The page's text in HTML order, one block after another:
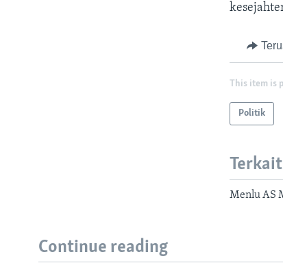
This item is
Politik
Terkait
Menlu AS
Continue reading